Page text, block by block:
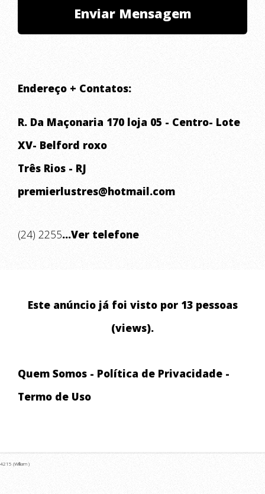
Endereço + Contatos:
R. Da Maçonaria 170 loja 05 - Centro- Lote
XV- Belford roxo
Três Rios - RJ
premierlustres@hotmail.com
(24) 2255...Ver telefone
Este anúncio já foi visto por 13 pessoas
(views).
Quem Somos - Política de Privacidade -
Termo de Uso
4215 (William )